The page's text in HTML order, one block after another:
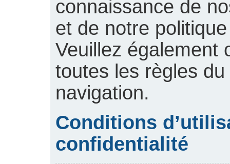
connaissance de
et de notre
Veuillez également
toutes les règles
navigation.
Conditions
confidentialité